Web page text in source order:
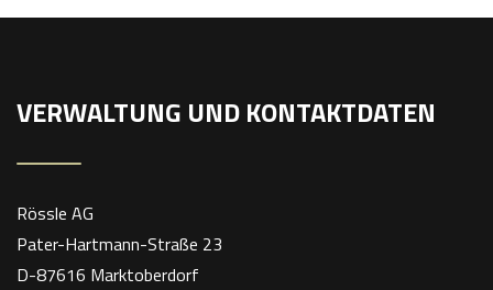
VERWALTUNG UND KONTAKTDATEN
Rössle AG
Pater-Hartmann-Straße 23
D-87616 Marktoberdorf